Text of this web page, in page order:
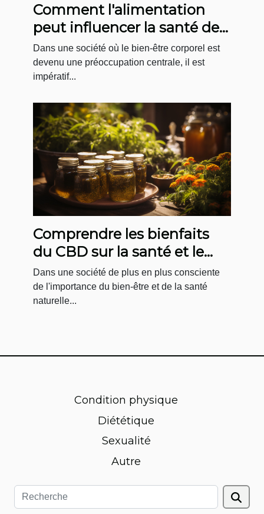
Comment l'alimentation
peut influencer la santé de
votre dos
Dans une société où le bien-être corporel est
devenu une préoccupation centrale, il est
impératif...
Comprendre les bienfaits
du CBD sur la santé et le
bien-être
Dans une société de plus en plus consciente
de l'importance du bien-être et de la santé
naturelle...
Condition physique
Diététique
Sexualité
Autre